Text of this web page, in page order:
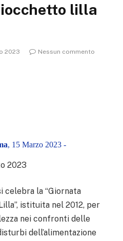
lilla
2023
Nessun commento
, 15 Marzo 2023 -
2023
celebra la “Giornata
istituita nel 2012, per
nei confronti delle
dell’alimentazione